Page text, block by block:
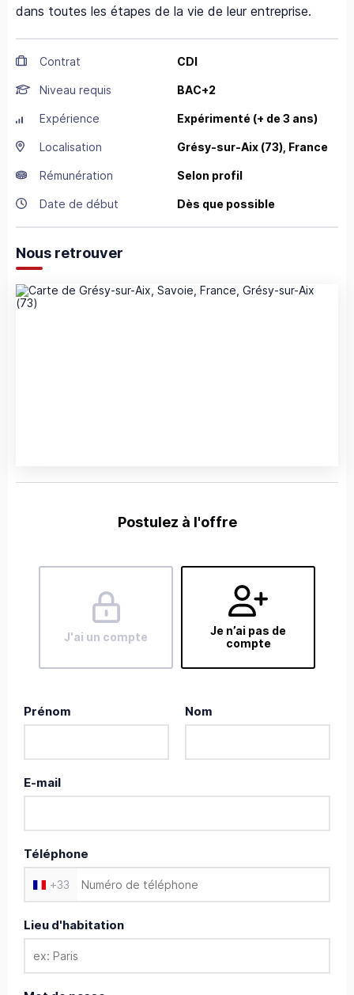
dans toutes les étapes de la vie de leur entreprise.
Contrat CDI
Niveau requis BAC+2
Expérience Expérimenté (+ de 3 ans)
Localisation Grésy-sur-Aix (73), France
Rémunération Selon profil
Date de début Dès que possible
Nous retrouver
Postulez à l'offre
J'ai un compte
Je n’ai pas de
compte
Prénom Nom
E-mail
Téléphone
+33
Lieu d'habitation